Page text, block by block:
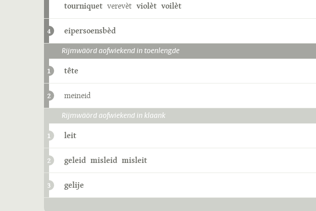
tourniquet verevèt violèt voilèt
4 eipersoensbèd
Rijmwäörd aofwiekend in toenlengde
1 tête
2 meineid
Rijmwäörd aofwiekend in klaank
1 leit
2 geleid misleid misleit
3 gelije